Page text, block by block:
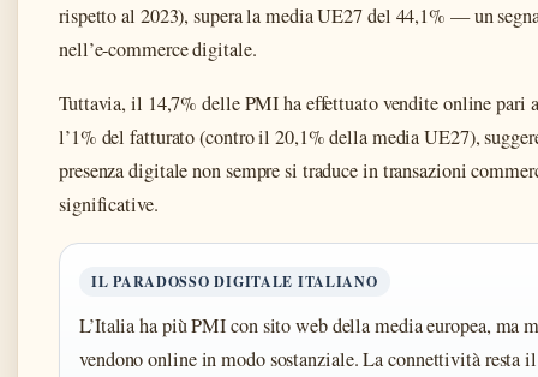
rispetto al 2023), supera la media UE27 del 44,1% — un
nell’e-commerce digitale.
Tuttavia, il 14,7% delle PMI ha effettuato vendite online pari
l’1% del fatturato (contro il 20,1% della media UE27),
presenza digitale non sempre si traduce in transazioni
significative.
IL PARADOSSO DIGITALE ITALIANO
L’Italia ha più PMI con sito web della media europea, ma
vendono online in modo sostanziale. La connettività resta